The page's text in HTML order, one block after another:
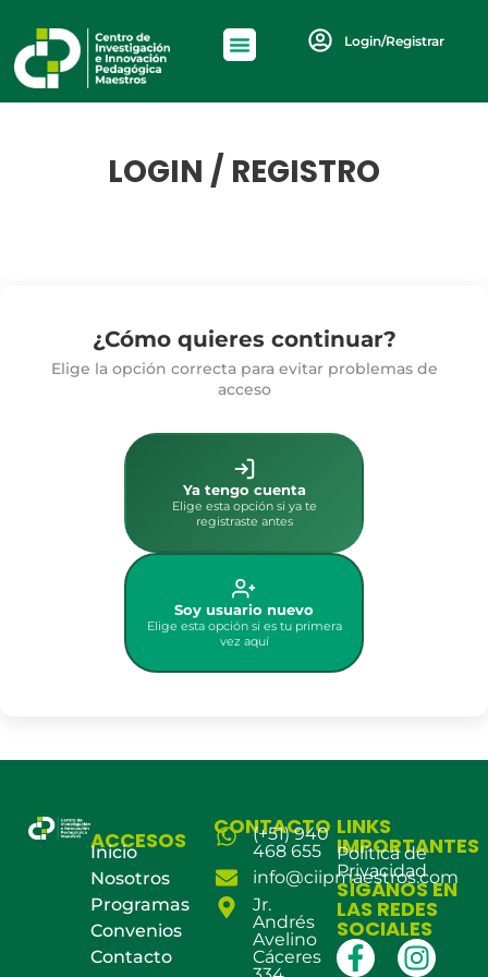
Login/Registrar
LOGIN / REGISTRO
¿Cómo quieres continuar?
Elige la opción correcta para evitar problemas de
acceso
Ya tengo cuenta
Elige esta opción si ya te
registraste antes
Soy usuario nuevo
Elige esta opción si es tu primera
vez aquí
ACCESOS
Inicio
Nosotros
Programas
Convenios
Contacto
CONTACTO
(+51) 940
468 655
info@ciipmaestros.com
Jr.
Andrés
Avelino
Cáceres
LINKS
IMPORTANTES
Política de
Privacidad
SÍGANOS EN
LAS REDES
SOCIALES